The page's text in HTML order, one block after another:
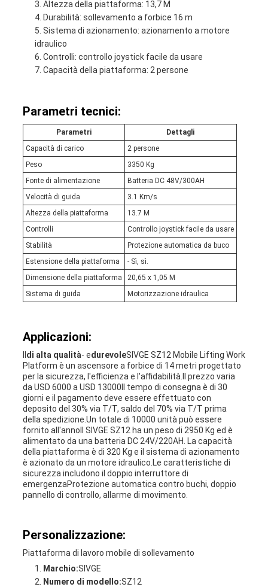
Altezza della piattaforma: 13,7 M
Durabilità: sollevamento a forbice 16 m
Sistema di azionamento: azionamento a motore
idraulico
Controlli: controllo joystick facile da usare
Capacità della piattaforma: 2 persone
Parametri tecnici:
Parametri
Dettagli
Capacità di carico
2 persone
Peso
3350 Kg
Fonte di alimentazione
Batteria DC 48V/300AH
Velocità di guida
3.1 Km/s
Altezza della piattaforma
13.7 M
Controlli
Controllo joystick facile da usare
Stabilità
Protezione automatica da buco
Estensione della piattaforma
- Sì, sì.
Dimensione della piattaforma
20,65 x 1,05 M
Sistema di guida
Motorizzazione idraulica
Applicazioni:
di alta qualità- edurevoleSIVGE SZ12 Mobile Lifting Work
Platform è un ascensore a forbice di 14 metri progettato
per la sicurezza, l'efficienza e l'affidabilità.Il prezzo varia
da USD 6000 a USD 13000Il tempo di consegna è di 30
giorni e il pagamento deve essere effettuato con
deposito del 30% via T/T, saldo del 70% via T/T prima
della spedizione.Un totale di 10000 unità può essere
fornito all'annoIl SIVGE SZ12 ha un peso di 2950 Kg ed è
alimentato da una batteria DC 24V/220AH. La capacità
della piattaforma è di 320 Kg e il sistema di azionamento
è azionato da un motore idraulico.Le caratteristiche di
sicurezza includono il doppio interruttore di
emergenzaProtezione automatica contro buchi, doppio
pannello di controllo, allarme di movimento.
Personalizzazione:
Piattaforma di lavoro mobile di sollevamento
Marchio:SIVGE
Numero di modello:SZ12